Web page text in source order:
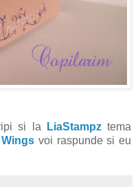
si la LiaStampz tema
voi raspunde si eu